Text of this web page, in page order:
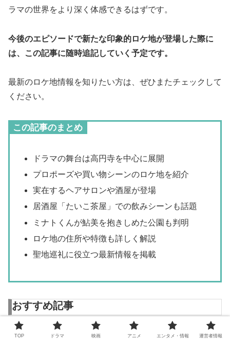
ラマの世界をより深く体感できるはずです。
今後のエピソードで新たな印象的ロケ地が登場した際に
は、この記事に随時追記していく予定です。
最新のロケ地情報を知りたい方は、ぜひまたチェックして
ください。
この記事のまとめ
ドラマの舞台は高円寺を中心に展開
プロポーズや買い物シーンのロケ地を紹介
実在するヘアサロンや酒屋が登場
居酒屋「たいこ茶屋」での飲みシーンも話題
ミナトくんが鮎美を抱きしめた公園も判明
ロケ地の住所や特徴も詳しく解説
聖地巡礼に役立つ最新情報を掲載
おすすめ記事
【続続最後から二番目の恋】ロケ地完全ガイド｜千
明と和平が訪れたレストラン・居酒屋・喫茶店まと
TOP ドラマ 映画 アニメ エンタメ・情報 運営者情報